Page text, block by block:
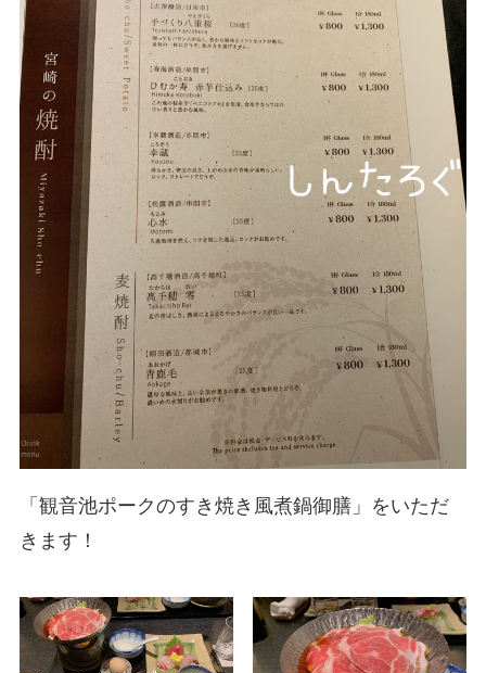
「観音池ポークのすき焼き風煮鍋御膳」をいただ
きます！